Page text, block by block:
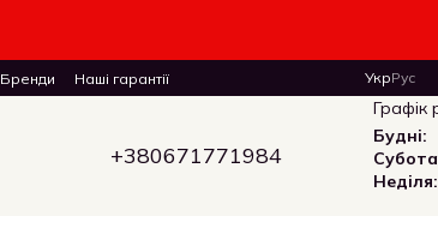
Бренди
Наші гарантії
УкрРус
+380671771984
Графік
Будні:
Неділя: